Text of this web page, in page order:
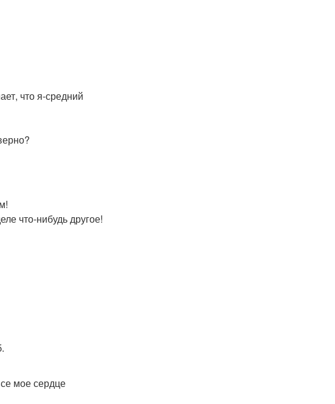
что я-средний
что-нибудь другое!
мое сердце